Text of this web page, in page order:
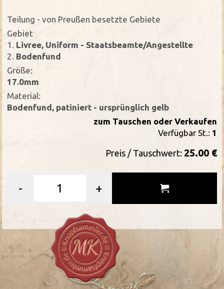
Teilung - von Preußen besetzte Gebiete
Gebiet
1. Livree, Uniform - Staatsbeamte/Angestellte
2. Bodenfund
Größe:
17.0mm
Material:
Bodenfund, patiniert - ursprünglich gelb
zum Tauschen oder Verkaufen
Verfügbar St.: 1
Preis / Tauschwert: 25.00 €
- +